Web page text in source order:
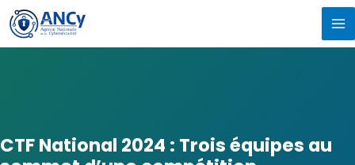
Aller
au
contenu
CTF National 2024 : Trois équipes au